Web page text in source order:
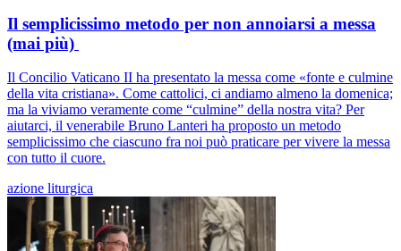
Il semplicissimo metodo per non annoiarsi a messa
(mai più)
Il Concilio Vaticano II ha presentato la messa come «fonte e culmine
della vita cristiana». Come cattolici, ci andiamo almeno la domenica;
ma la viviamo veramente come “culmine” della nostra vita? Per
aiutarci, il venerabile Bruno Lanteri ha proposto un metodo
semplicissimo che ciascuno fra noi può praticare per vivere la messa
con tutto il cuore.
azione liturgica